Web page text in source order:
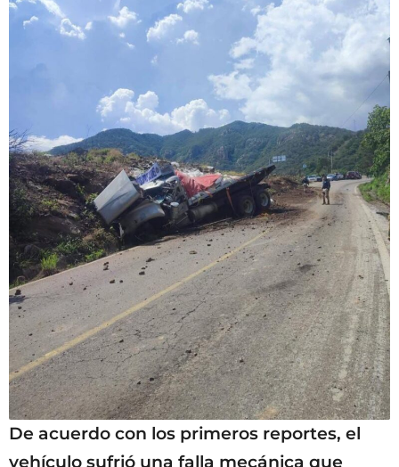
De acuerdo con los primeros reportes, el
vehículo sufrió una falla mecánica que